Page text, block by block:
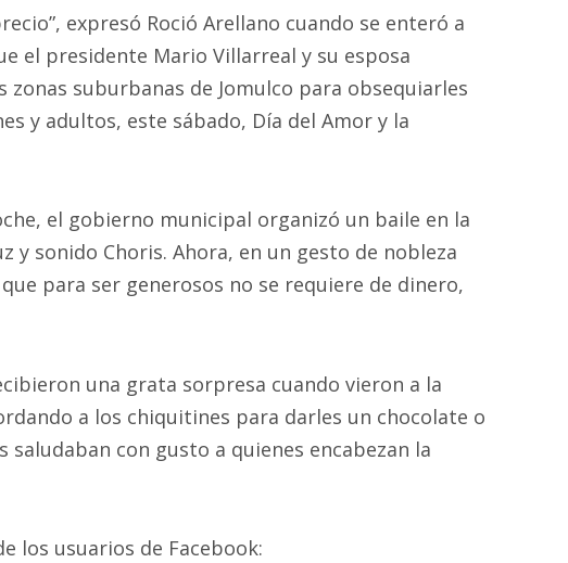
expresó Roció Arellano cuando se enteró a
el presidente Mario Villarreal y su esposa
zonas suburbanas de Jomulco para obsequiarles
y adultos, este sábado, Día del Amor y la
el gobierno municipal organizó un baile en la
y sonido Choris. Ahora, en un gesto de nobleza
para ser generosos no se requiere de dinero,
una grata sorpresa cuando vieron a la
a los chiquitines para darles un chocolate o
saludaban con gusto a quienes encabezan la
los usuarios de Facebook: